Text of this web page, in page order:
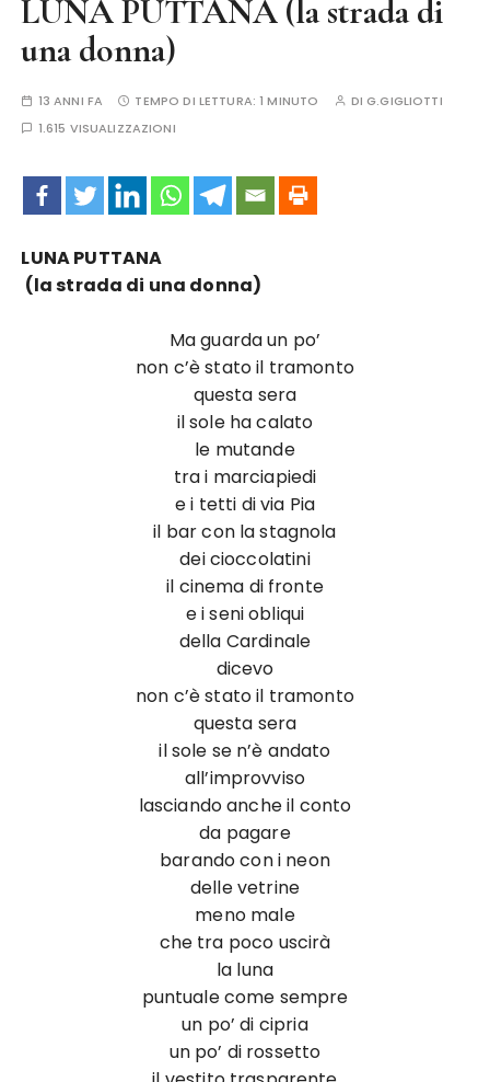
LUNA PUTTANA (la strada di
una donna)
13 ANNI FA TEMPO DI LETTURA:1 MINUTO DIG.GIGLIOTTI
1.615 VISUALIZZAZIONI
LUNA PUTTANA
(la strada di una donna)
Ma guarda un po’
non c’è stato il tramonto
questa sera
il sole ha calato
le mutande
tra i marciapiedi
e i tetti di via Pia
il bar con la stagnola
dei cioccolatini
il cinema di fronte
e i seni obliqui
della Cardinale
dicevo
non c’è stato il tramonto
questa sera
il sole se n’è andato
all’improvviso
lasciando anche il conto
da pagare
barando con i neon
delle vetrine
meno male
che tra poco uscirà
la luna
puntuale come sempre
un po’ di cipria
un po’ di rossetto